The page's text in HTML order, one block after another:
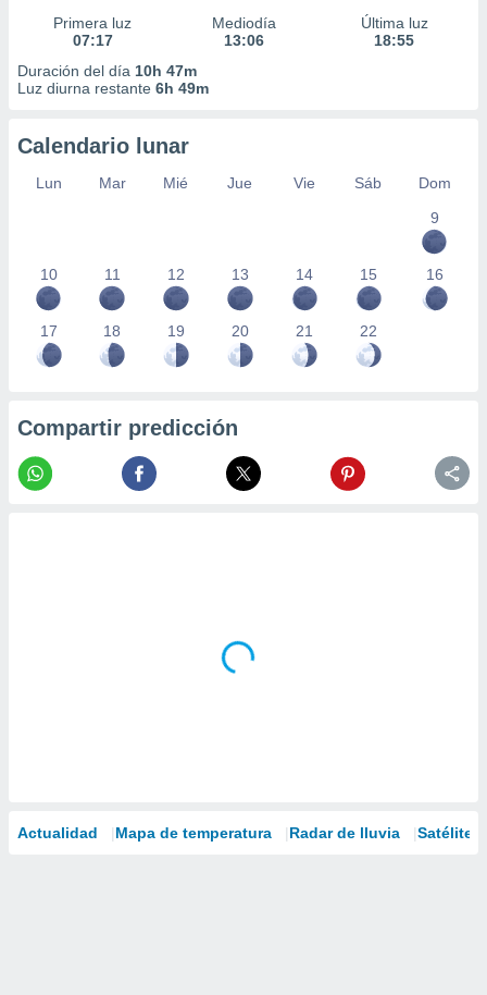
Primera luz
07:17
Mediodía
13:06
Última luz
18:55
Duración del día 10h 47m
Luz diurna restante 6h 49m
Calendario lunar
Lun Mar Mié Jue Vie Sáb
Dom
9
10 11 12 13 14 15 16
17 18 19 20 21 22
Compartir predicción
Actualidad Mapa de temperatura Radar de lluvia Satélites